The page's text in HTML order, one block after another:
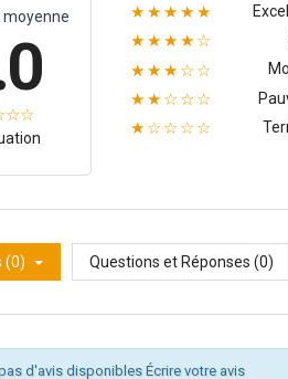
moyenne ★★★★★
★★★★☆
★★★☆☆
★★☆☆☆
★☆☆☆☆
(0) Questions et Réponses (0)
d'avis disponibles Écrire votre avis